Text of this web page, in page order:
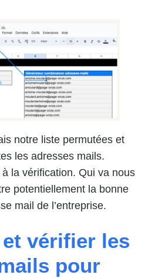
notre liste permutées et
les adresses mails.
la vérification. Qui va nous
potentiellement la bonne
mail de l’entreprise.
et vérifier les
pour